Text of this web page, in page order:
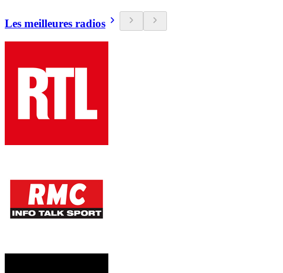
Les meilleures radios